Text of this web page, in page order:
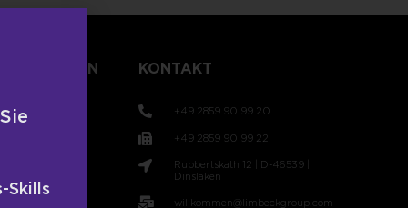
KONTAKT
+49 2859 90 99 20
+49 2859 90 99 22
Rubbertskath 12 | D-46539 |
Dinslaken
willkommen@limbeckgroup.com
Skills